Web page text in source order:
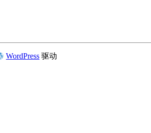
WordPress 驱动